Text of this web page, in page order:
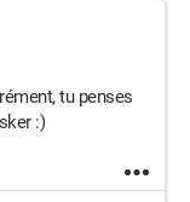
tu penses
:)